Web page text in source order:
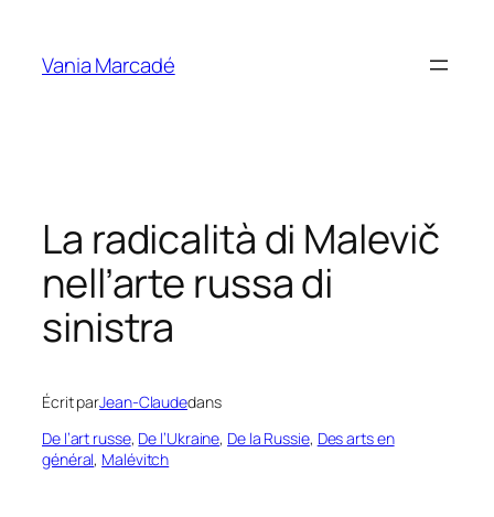
contenu
Vania Marcadé
La radicalità di Malevič
nell’arte russa di
sinistra
Écrit parJean-Claudedans
De l’art russe, De l’Ukraine, De la Russie, Des arts en
général, Malévitch